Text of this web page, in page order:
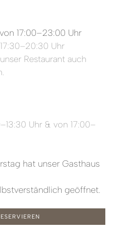
17:00–23:00 Uhr
Uhr
Restaurant auch
Uhr & von 17:00–
hat unser Gasthaus
geöffnet.